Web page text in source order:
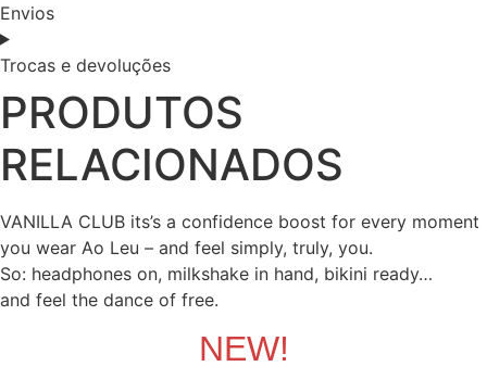
Envios
Trocas e devoluções
PRODUTOS
RELACIONADOS
VANILLA CLUB its’s a confidence boost for every moment
you wear Ao Leu – and feel simply, truly, you.
So: headphones on, milkshake in hand, bikini ready…
and feel the dance of free.
NEW!